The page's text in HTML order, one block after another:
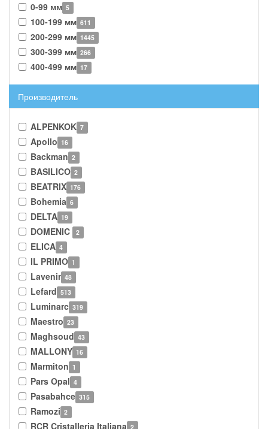
0-99 мм 5
100-199 мм 611
200-299 мм 1445
300-399 мм 266
400-499 мм 17
Производитель
ALPENKOK 7
Apollo 16
Backman 2
BASILICO 2
BEATRIX 176
Bohemia 6
DELTA 19
DOMENIC 2
ELICA 4
IL PRIMO 1
Lavenir 48
Lefard 513
Luminarc 319
Maestro 23
Maghsoud 43
MALLONY 16
Marmiton 1
Pars Opal 4
Pasabahce 315
Ramozi 2
RCR Cristalleria Italiana 2